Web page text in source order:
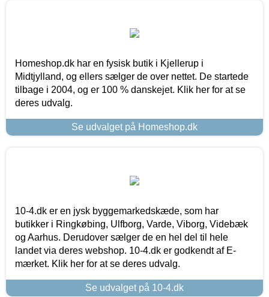
Homeshop.dk har en fysisk butik i Kjellerup i
Midtjylland, og ellers sælger de over nettet. De startede
tilbage i 2004, og er 100 % danskejet. Klik her for at se
deres udvalg.
Se udvalget på Homeshop.dk
10-4.dk er en jysk byggemarkedskæde, som har
butikker i Ringkøbing, Ulfborg, Varde, Viborg, Videbæk
og Aarhus. Derudover sælger de en hel del til hele
landet via deres webshop. 10-4.dk er godkendt af E-
mærket. Klik her for at se deres udvalg.
Se udvalget på 10-4.dk